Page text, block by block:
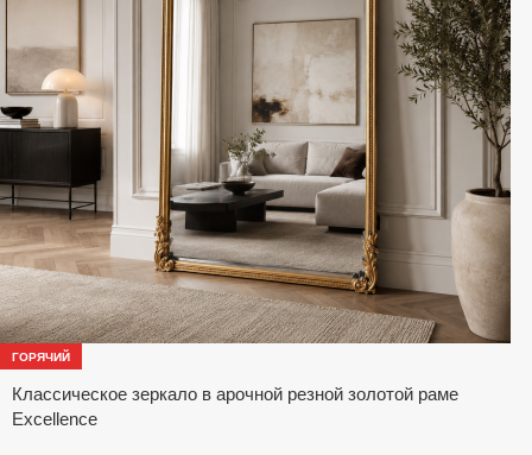
ГОРЯЧИЙ
Классическое зеркало в арочной резной золотой раме
Excellence